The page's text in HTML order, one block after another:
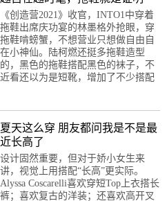
《创造营2021》收官，INTO1中穿着
拖鞋出席庆功宴的林墨格外抢眼，穿
拖鞋啃螃蟹，不想营业只想做自由自
在小神仙。陆柯燃还挺多拖鞋造型
的，黑色的拖鞋搭配黑色的袜子，不
近看还以为是短靴，增加了不少搭配
夏天这么穿 朋友都问我是不是最
近长高了
设计固然重要，但对于娇小女生来
讲，视觉上用搭配“长高”更实际。
Alyssa Coscarelli喜欢穿短Top上衣搭长
裤；喜欢复古的洋装；还喜欢高开叉